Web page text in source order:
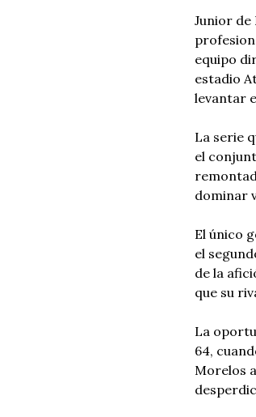
Junior de
equipo
estadio
levantar
La serie
el
dominar
El único
el
de la
que su
La
64,
Morelos